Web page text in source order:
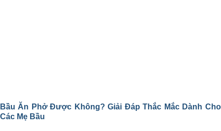
Bầu Ăn Phở Được Không? Giải Đáp Thắc Mắc Dành Cho
Các Mẹ Bầu